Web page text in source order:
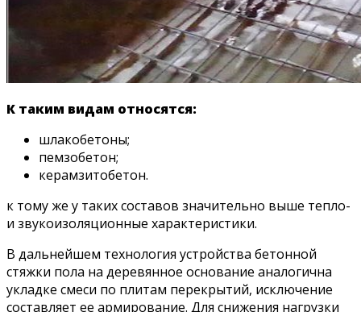
К таким видам относятся:
шлакобетоны;
пемзобетон;
керамзитобетон.
к тому же у таких составов значительно выше тепло-
и звукоизоляционные характеристики.
В дальнейшем технология устройства бетонной
стяжки пола на деревянное основание аналогична
укладке смеси по плитам перекрытий, исключение
составляет ее армирование. Для снижения нагрузки